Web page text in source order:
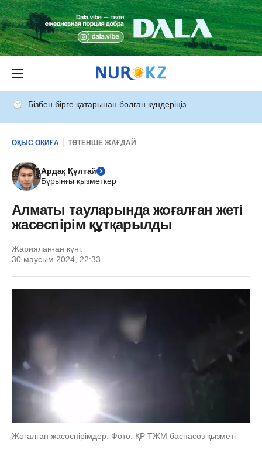
Бізбен бірге қатарынан болған күндеріңіз
ОҚЫС ОҚИҒА ТӨТЕНШЕ ЖАҒДАЙ
Ардақ Құлтай
Бұрынғы қызметкер
Алматы тауларында жоғалған жеті
жасөспірім құтқарылды
Жарияланған күні:
30 маусым 2024, 22:33
Жоғалған жасөспірімдер. Фото: ҚР ТЖМ баспасөз қызметі